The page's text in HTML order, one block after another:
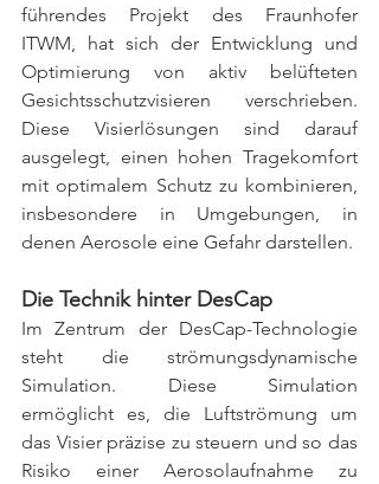
führendes Projekt des Fraunhofer
ITWM, hat sich der Entwicklung und
Optimierung von aktiv belüfteten
Gesichtsschutzvisieren verschrieben.
Diese Visierlösungen sind darauf
ausgelegt, einen hohen Tragekomfort
mit optimalem Schutz zu kombinieren,
insbesondere in Umgebungen, in
denen Aerosole eine Gefahr darstellen.
Die Technik hinter DesCap
Im Zentrum der DesCap-Technologie
steht die strömungsdynamische
Simulation. Diese Simulation
ermöglicht es, die Luftströmung um
das Visier präzise zu steuern und so das
Risiko einer Aerosolaufnahme zu